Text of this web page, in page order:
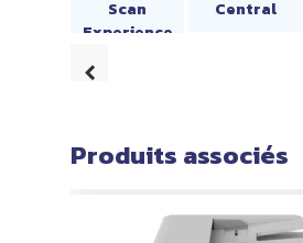
Scan
Experience
Central
Produits associés